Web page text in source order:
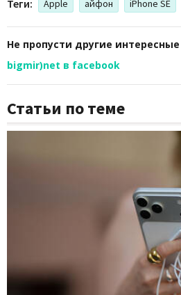
Теги: Apple айфон iPhone SE
Не пропусти другие
bigmir)net в facebook
Статьи по теме